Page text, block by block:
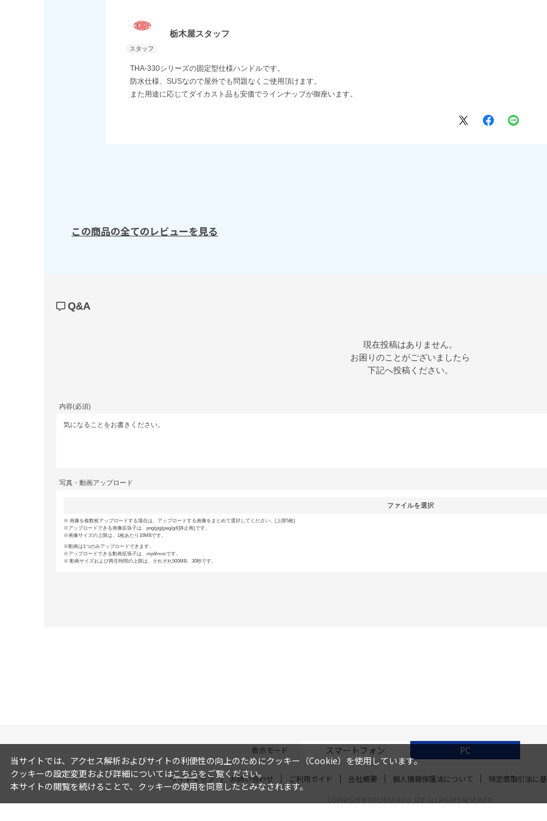
栃木屋スタッフ
THA-330シリーズの固定型仕様ハンドルです。
防水仕様、SUSなので屋外でも問題なくご使用頂けます。
また用途に応じてダイカスト品も安価でラインナップが御座います。
この商品の全てのレビューを見る
Q&A
現在投稿はありません。
お困りのことがございましたら
下記へ投稿ください。
内容(必須)
写真・動画アップロード
ファイルを選択
画像を複数枚アップロードする場合は、アップロードする画像をまとめて選択してください。(上限5枚)
アップロードできる画像拡張子は、png/jpg/jpeg/gif(静止画)です。
画像サイズの上限は、1枚あたり10MBです。
動画は1つのみアップロードできます。
アップロードできる動画拡張子は、mp4/movです。
動画サイズおよび再生時間の上限は、それぞれ500MB、30秒です。
表示モード スマートフォン PC
サイトマップ お問い合わせ ご利用ガイド 会社概要 個人情報保護法について 特定商取引法に
当サイトでは、アクセス解析およびサイトの利便性の向上のためにクッキー（Cookie）を使用しています。
クッキーの設定変更および詳細についてはこちらをご覧ください。
本サイトの閲覧を続けることで、クッキーの使用を同意したとみなされます。